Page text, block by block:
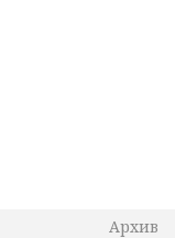
Архив